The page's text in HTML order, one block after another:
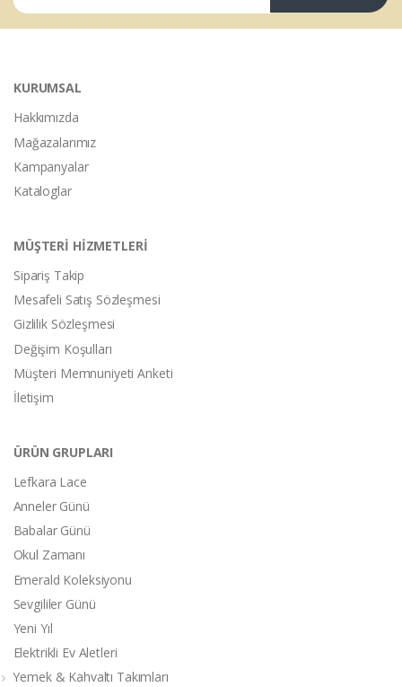
KURUMSAL
Hakkımızda
Mağazalarımız
Kampanyalar
Kataloglar
MÜŞTERİ HİZMETLERİ
Sipariş Takip
Mesafeli Satış Sözleşmesi
Gizlilik Sözleşmesi
Değişim Koşulları
Müşteri Memnuniyeti Anketi
İletişim
ÜRÜN GRUPLARI
Lefkara Lace
Anneler Günü
Babalar Günü
Okul Zamanı
Emerald Koleksiyonu
Sevgililer Günü
Yeni Yıl
Elektrikli Ev Aletleri
Yemek & Kahvaltı Takımları